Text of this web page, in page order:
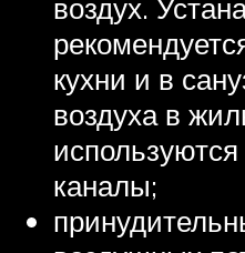
воздух.
кухни и в
воздуха в
каналы;